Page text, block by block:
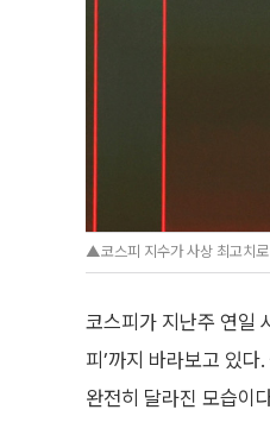
▲코스피 지수가 사상 최고치
코스피가 지난주 연일
피’까지 바라보고 있
완전히 달라진 모습이